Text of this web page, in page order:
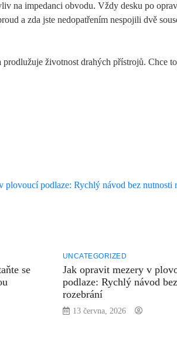
na impedanci obvodu. Vždy desku po
a zda jste nedopatřením nespojili dvě
životnost drahých přístrojů. Chce
plovoucí podlaze: Rychlý návod bez nutnosti
se
UNCATEGORIZED
Jak opravit mezery v
podlaze: Rychlý návod
rozebrání
13 června, 2026